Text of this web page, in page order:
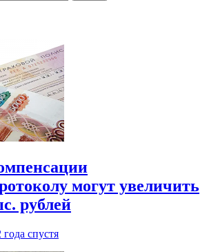
могут увеличить
рублей
года спустя